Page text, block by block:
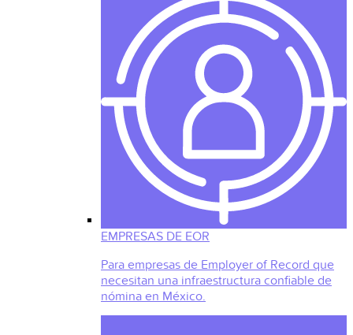
EMPRESAS DE EOR
Para empresas de Employer of Record que
necesitan una infraestructura confiable de
nómina en México.